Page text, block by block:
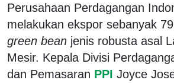
Perusahaan Perdagangan
melakukan ekspor sebanyak
green bean jenis robusta asal
Mesir. Kepala Divisi
dan Pemasaran PPI Joyce